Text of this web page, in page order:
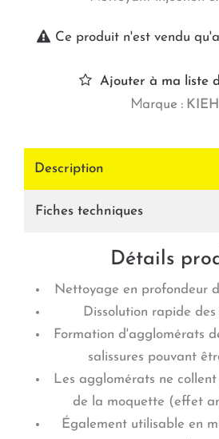
Ce produit n'est vendu
Ajouter à ma liste
Marque :
Description
Fiches techniques
Détails
Nettoyage en profondeur
Dissolution rapide des
Formation d'agglomérats
salissures pouvant
Les agglomérats ne
de la moquette (effet
Également utilisable en